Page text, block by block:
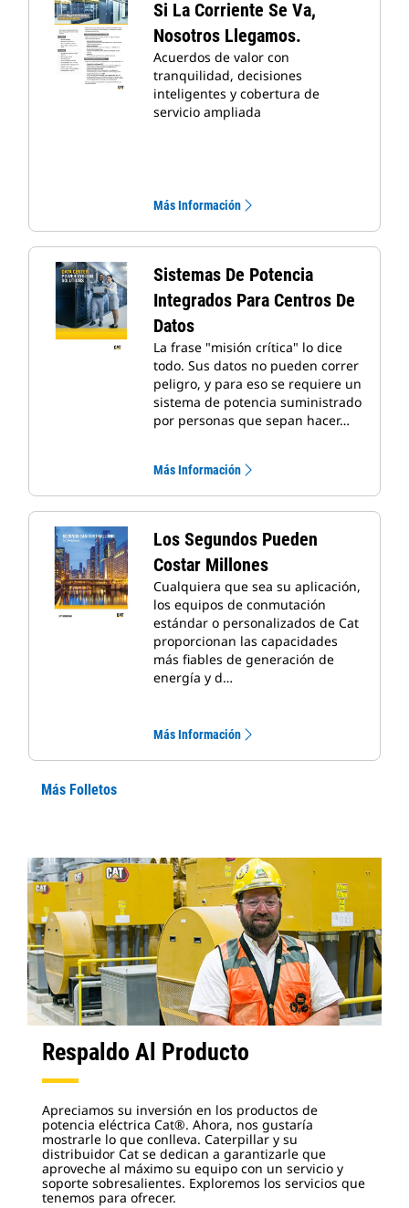
Si La Corriente Se Va,
Nosotros Llegamos.
Acuerdos de valor con
tranquilidad, decisiones
inteligentes y cobertura de
servicio ampliada
Más Información
Sistemas De Potencia
Integrados Para Centros De
Datos
La frase "misión crítica" lo dice
todo. Sus datos no pueden correr
peligro, y para eso se requiere un
sistema de potencia suministrado
por personas que sepan hacer…
Más Información
Los Segundos Pueden
Costar Millones
Cualquiera que sea su aplicación,
los equipos de conmutación
estándar o personalizados de Cat
proporcionan las capacidades
más fiables de generación de
energía y d…
Más Información
Más Folletos
Respaldo Al Producto
Apreciamos su inversión en los productos de
potencia eléctrica Cat®. Ahora, nos gustaría
mostrarle lo que conlleva. Caterpillar y su
distribuidor Cat se dedican a garantizarle que
aproveche al máximo su equipo con un servicio y
soporte sobresalientes. Exploremos los servicios que
tenemos para ofrecer.